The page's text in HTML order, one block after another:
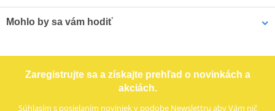
Japonský vývoj a technologie. Od roku 1959.
Prověřeno závodními stroji na závodech jako 24 hod Le Mans,
Mohlo by sa vám hodiť
Zaregistrujte sa a získajte prehľad o novinkách a
akciách.
Súhlasím s posielaním noviniekv podobe Newslettru aby Vám nič